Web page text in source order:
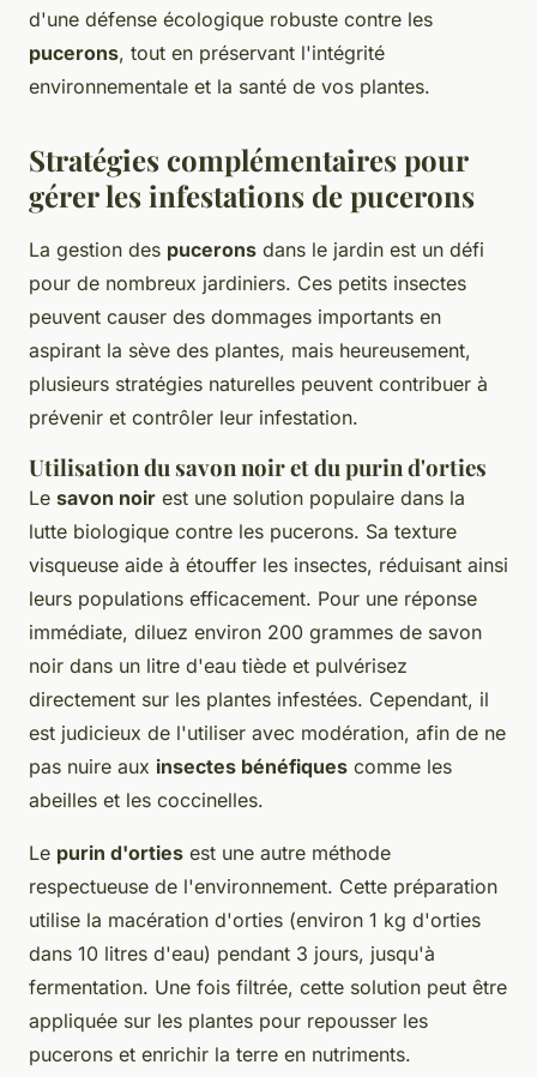
d'une défense écologique robuste contre les
pucerons, tout en préservant l'intégrité
environnementale et la santé de vos plantes.
Stratégies complémentaires pour
gérer les infestations de pucerons
La gestion des pucerons dans le jardin est un défi
pour de nombreux jardiniers. Ces petits insectes
peuvent causer des dommages importants en
aspirant la sève des plantes, mais heureusement,
plusieurs stratégies naturelles peuvent contribuer à
prévenir et contrôler leur infestation.
Utilisation du savon noir et du purin d'orties
Le savon noir est une solution populaire dans la
lutte biologique contre les pucerons. Sa texture
visqueuse aide à étouffer les insectes, réduisant ainsi
leurs populations efficacement. Pour une réponse
immédiate, diluez environ 200 grammes de savon
noir dans un litre d'eau tiède et pulvérisez
directement sur les plantes infestées. Cependant, il
est judicieux de l'utiliser avec modération, afin de ne
pas nuire aux insectes bénéfiques comme les
abeilles et les coccinelles.
Le purin d'orties est une autre méthode
respectueuse de l'environnement. Cette préparation
utilise la macération d'orties (environ 1 kg d'orties
dans 10 litres d'eau) pendant 3 jours, jusqu'à
fermentation. Une fois filtrée, cette solution peut être
appliquée sur les plantes pour repousser les
pucerons et enrichir la terre en nutriments.